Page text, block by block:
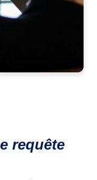
requête